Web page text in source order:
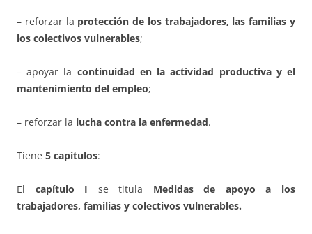
– reforzar la protección de los trabajadores, las familias y
los colectivos vulnerables;
– apoyar la continuidad en la actividad productiva y el
mantenimiento del empleo;
– reforzar la lucha contra la enfermedad.
Tiene 5 capítulos:
El capítulo I se titula Medidas de apoyo a los
trabajadores, familias y colectivos vulnerables.